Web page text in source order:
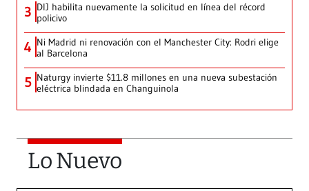
3 DIJ habilita nuevamente la solicitud en línea del récord
policivo
4 Ni Madrid ni renovación con el Manchester City: Rodri elige
al Barcelona
5 Naturgy invierte $11.8 millones en una nueva subestación
eléctrica blindada en Changuinola
Lo Nuevo